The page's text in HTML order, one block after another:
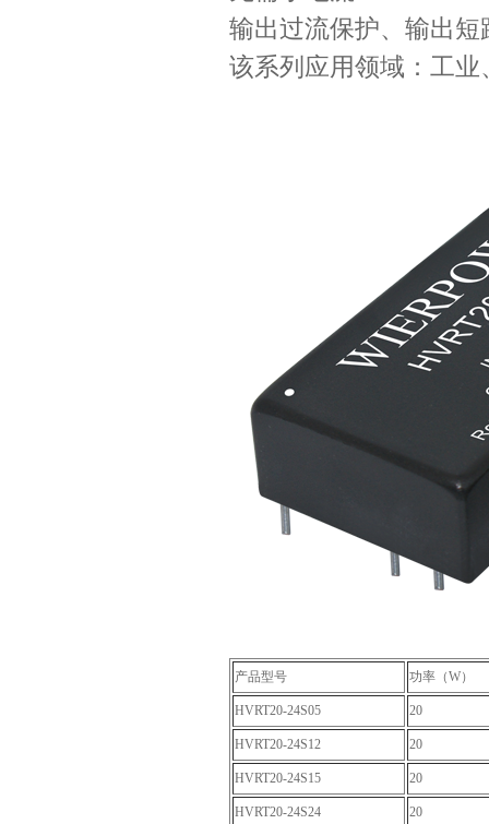
输出过流保护、输出
该系列应用领域：工
产品型号 功率（W）
HVRT20-24S05 20
HVRT20-24S12 20
HVRT20-24S15 20
HVRT20-24S24 20